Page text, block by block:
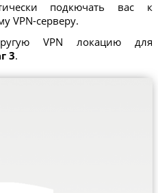
подкючать вас к
VPN-серверу.
VPN локацию для
3.